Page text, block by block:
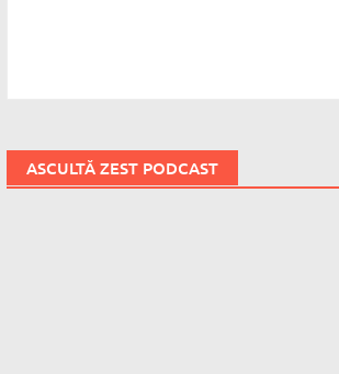
ASCULTĂ ZEST PODCAST